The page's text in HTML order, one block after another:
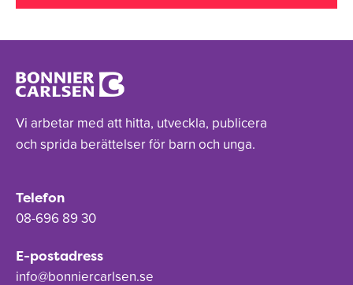
Vi arbetar med att hitta, utveckla, publicera
och sprida berättelser för barn och unga.
Telefon
08-696 89 30
E-postadress
info@bonniercarlsen.se